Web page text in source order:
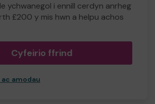
ychwanegol i ennill cerdyn anrheg
£200 y mis hwn a helpu achos
Cyfeirio ffrind
amodau